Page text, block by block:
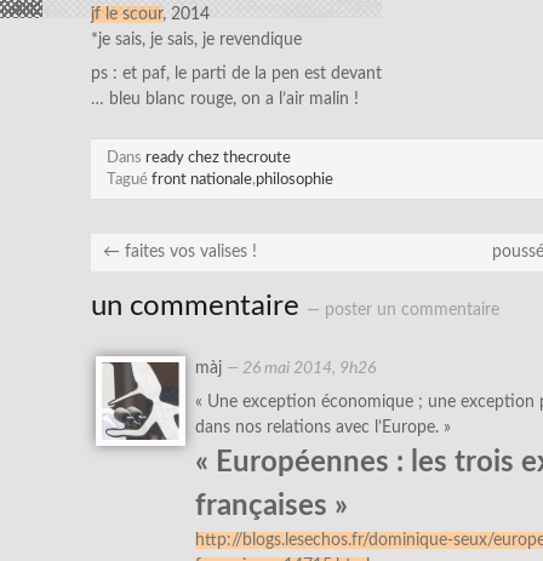
jf le scour, 2014
*je sais, je sais, je revendique
ps : et paf, le parti de la pen est devant
… bleu blanc rouge, on a l’air malin !
Dans ready chez thecroute
Tagué front nationale,philosophie
← faites vos valises !
un commentaire — poster un commentaire
màj — 26 mai 2014, 9h26
« Une exception économique ; une
dans nos relations avec l’Europe. »
« Européennes : les trois
françaises »
http://blogs.lesechos.fr/dominique-seux/